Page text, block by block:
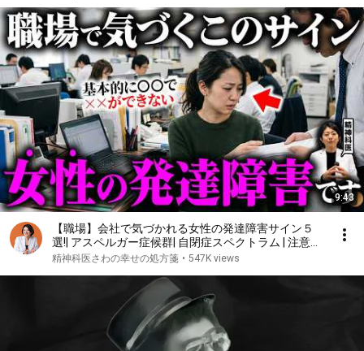
9:43
【職場】会社で気づかれる女性の発達障害サイン５
選!| アスペルガー症候群| 自閉症スペクトラム | 注意欠
如多動症 | ADHD・ASD・LD
精神科医さわの幸せの処方箋 • 547K views